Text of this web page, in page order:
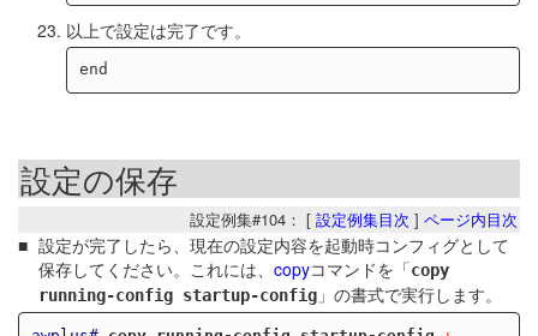
以上で設定は完了です。
設定の保存
設定例集#104： [ 設定例集目次 ] ページ内目次
設定が完了したら、現在の設定内容を起動時コンフィグとして
保存してください。これには、 copyコマンドを「copy
running-config startup-config」の書式で実行します。